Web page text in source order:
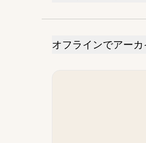
オフラインでアー